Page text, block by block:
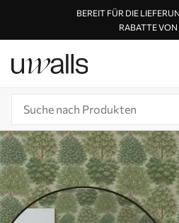
BEREIT FÜR DIE
RABATTE